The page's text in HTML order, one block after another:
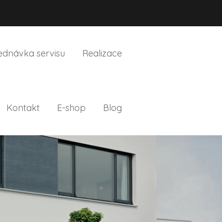
servisu Realizace
Kontakt E-shop Blog